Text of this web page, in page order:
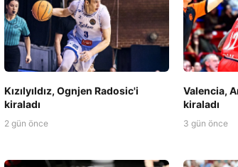
Kızılyıldız, Ognjen Radosic'i
kiraladı
2 gün önce
Valencia,
kiraladı
3 gün önce